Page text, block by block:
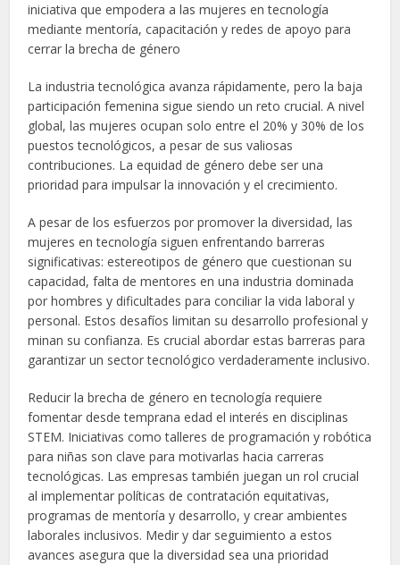
iniciativa que empodera a las mujeres en tecnología
mediante mentoría, capacitación y redes de apoyo para
cerrar la brecha de género
La industria tecnológica avanza rápidamente, pero la baja
participación femenina sigue siendo un reto crucial. A nivel
global, las mujeres ocupan solo entre el 20% y 30% de los
puestos tecnológicos, a pesar de sus valiosas
contribuciones. La equidad de género debe ser una
prioridad para impulsar la innovación y el crecimiento.
A pesar de los esfuerzos por promover la diversidad, las
mujeres en tecnología siguen enfrentando barreras
significativas: estereotipos de género que cuestionan su
capacidad, falta de mentores en una industria dominada
por hombres y dificultades para conciliar la vida laboral y
personal. Estos desafíos limitan su desarrollo profesional y
minan su confianza. Es crucial abordar estas barreras para
garantizar un sector tecnológico verdaderamente inclusivo.
Reducir la brecha de género en tecnología requiere
fomentar desde temprana edad el interés en disciplinas
STEM. Iniciativas como talleres de programación y robótica
para niñas son clave para motivarlas hacia carreras
tecnológicas. Las empresas también juegan un rol crucial
al implementar políticas de contratación equitativas,
programas de mentoría y desarrollo, y crear ambientes
laborales inclusivos. Medir y dar seguimiento a estos
avances asegura que la diversidad sea una prioridad